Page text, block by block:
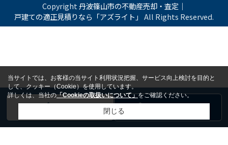
Copyright丹波篠山市の不動産売却・査定｜
戸建ての適正見積りなら「アズライト」 All Rights Reserved.
電話 お問い合わせ
当サイトでは、お客様の当サイト利用状況把握、サービス向上検討を目的と
して、クッキー（Cookie）を使用しています。
詳しくは、当社の「Cookieの取扱いについて」をご確認ください。
閉じる